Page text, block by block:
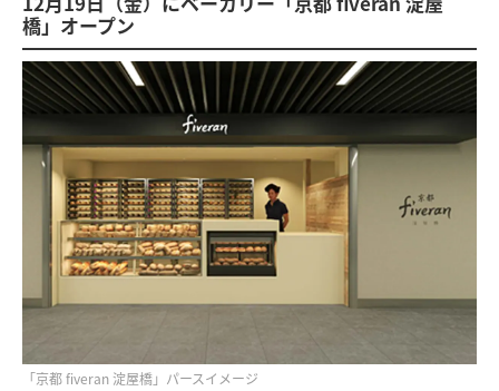
橋」オープン
「京都 fiveran 淀屋橋」パースイメージ